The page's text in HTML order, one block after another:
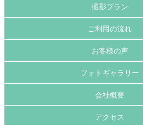
撮影プラン
ご利用の流れ
お客様の声
フォトギャラリー
会社概要
アクセス